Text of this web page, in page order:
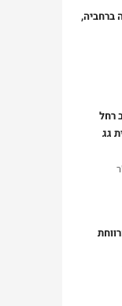
ברחביה,
רחל
גג
מרווחת